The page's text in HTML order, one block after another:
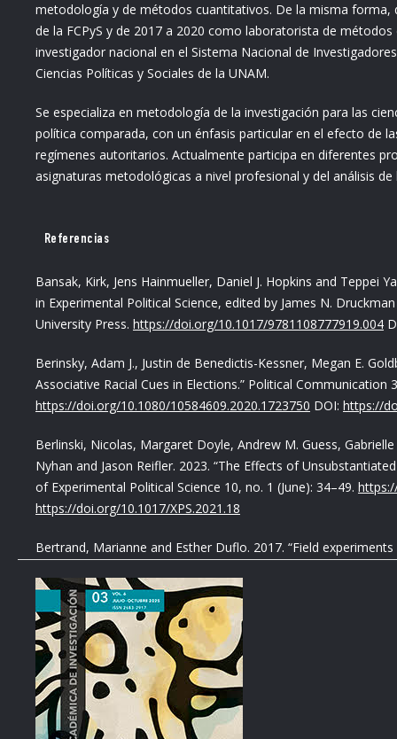
metodología y de métodos cuantitativos. De la misma
de la FCPyS y de 2017 a 2020 como laboratorista de
investigador nacional en el Sistema Nacional de
Ciencias Políticas y Sociales de la UNAM.
Se especializa en metodología de la investigación para las
política comparada, con un énfasis particular en el efecto de
regímenes autoritarios. Actualmente participa en diferentes
asignaturas metodológicas a nivel profesional y del análisis
Referencias
Bansak, Kirk, Jens Hainmueller, Daniel J. Hopkins and Teppei
in Experimental Political Science, edited by James N.
University Press. https://doi.org/10.1017/9781108777919.004
Berinsky, Adam J., Justin de Benedictis-Kessner, Megan E.
Associative Racial Cues in Elections.” Political Communication
https://doi.org/10.1080/10584609.2020.1723750 DOI: https://
Berlinski, Nicolas, Margaret Doyle, Andrew M. Guess,
Nyhan and Jason Reifler. 2023. “The Effects of
of Experimental Political Science 10, no. 1 (June): 34–49.
https://doi.org/10.1017/XPS.2021.18
Bertrand, Marianne and Esther Duflo. 2017. “Field
https://doi.org/10.1016/bs.hefe.2016.08.004
Butler, Daniel M. and Charles Crabtree. 2021. “Audit Studies
Science, edited by James N. Druckman y Donald P. Green,
https://doi.org/10.1017/9781108777919.005
Coleman, Eric and Elinor Ostrom. 2011. “Experimental
of Experimental Political Science, edited by James N.